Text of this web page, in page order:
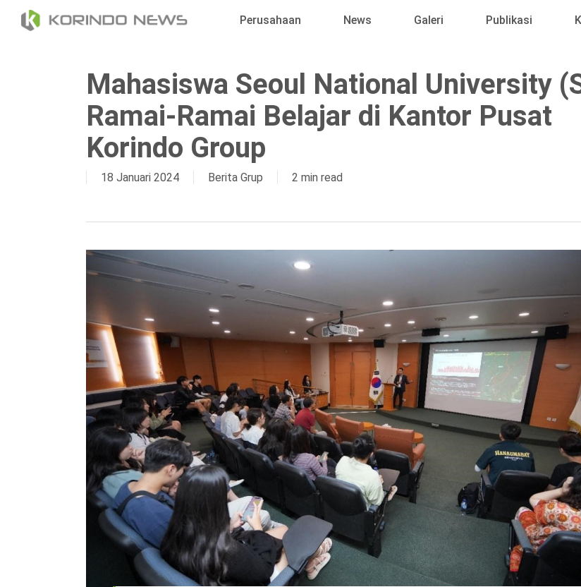
Hit enter to search or ESC to close
Perusahaan News Galeri Publikasi
Mahasiswa Seoul National University
Ramai-Ramai Belajar di Kantor Pusat
Korindo Group
18 Januari 2024 Berita Grup 2 min read